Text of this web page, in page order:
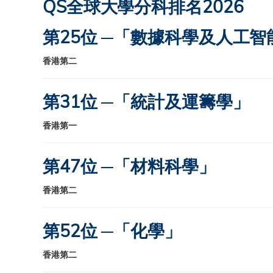
QS全球大學分科排名2026
第25位 ─「數據科學及人工智
香港第二
第31位 ─「統計及運籌學」
香港第一
第47位 ─「材料科學」
香港第二
第52位 ─「化學」
香港第二